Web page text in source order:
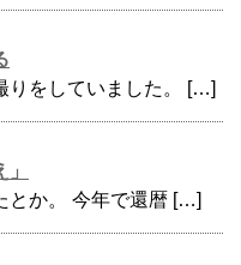
りをしていました。 […]
とか。 今年で還暦 […]